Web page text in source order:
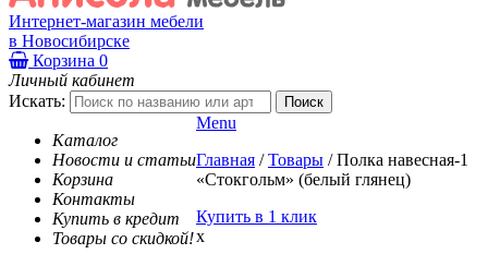
Интернет-магазин мебели
в Новосибирске
Корзина 0
Личный кабинет
Искать:
Каталог
Новости и статьи
Корзина
Контакты
Купить в кредит
Товары со скидкой!
Menu
Главная / Товары / Полка навесная-1
«Стокгольм» (белый глянец)
Купить в 1 клик
x